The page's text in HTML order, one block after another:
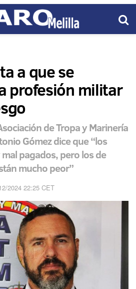
a que se
profesión militar
de Tropa y Marinería
Gómez dice que “los
pagados, pero los de
mucho peor”
2024 22:25 CET